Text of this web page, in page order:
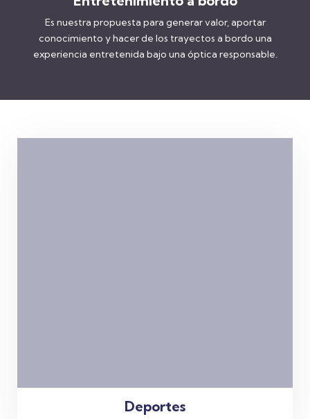
Es nuestra propuesta para generar valor, aportar
conocimiento y hacer de los trayectos a bordo una
experiencia entretenida bajo una óptica responsable.
Deportes